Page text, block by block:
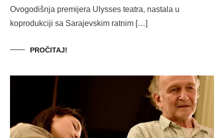
Ovogodišnja premijera Ulysses teatra, nastala u
koprodukciji sa Sarajevskim ratnim […]
PROČITAJ!